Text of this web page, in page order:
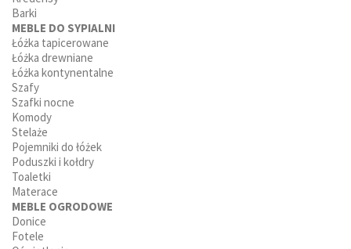
Barki
MEBLE DO SYPIALNI
Łóżka tapicerowane
Łóżka drewniane
Łóżka kontynentalne
Szafy
Szafki nocne
Komody
Stelaże
Pojemniki do łóżek
Poduszki i kołdry
Toaletki
Materace
MEBLE OGRODOWE
Donice
Fotele